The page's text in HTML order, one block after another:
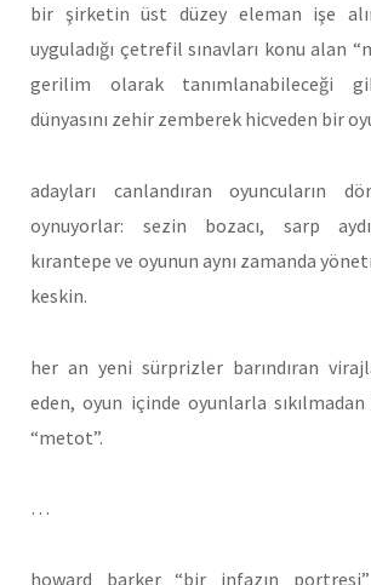
bir şirketin üst düzey eleman işe
uyguladığı çetrefil sınavları konu alan
gerilim olarak tanımlanabileceği
dünyasını zehir zemberek hicveden bir
adayları canlandıran oyuncuların
oynuyorlar: sezin bozacı, sarp
kırantepe ve oyunun aynı zamanda
keskin.
her an yeni sürprizler barındıran
eden, oyun içinde oyunlarla
“metot”.
…
howard barker “bir infazın